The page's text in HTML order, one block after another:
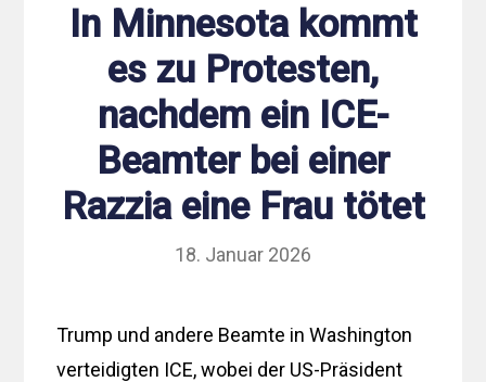
In Minnesota kommt
es zu Protesten,
nachdem ein ICE-
Beamter bei einer
Razzia eine Frau tötet
18. Januar 2026
Trump und andere Beamte in Washington
verteidigten ICE, wobei der US-Präsident